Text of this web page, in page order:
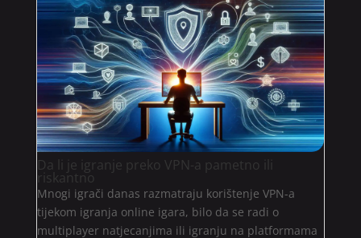
Da li je igranje preko VPN-a pametno ili
riskantno
Mnogi igrači danas razmatraju korištenje VPN-a
tijekom igranja online igara, bilo da se radi o
multiplayer natjecanjima ili igranju na platformama